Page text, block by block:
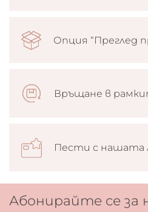
Опция “Преглед
Връщане в
Пести с нашата
Абонирайте се